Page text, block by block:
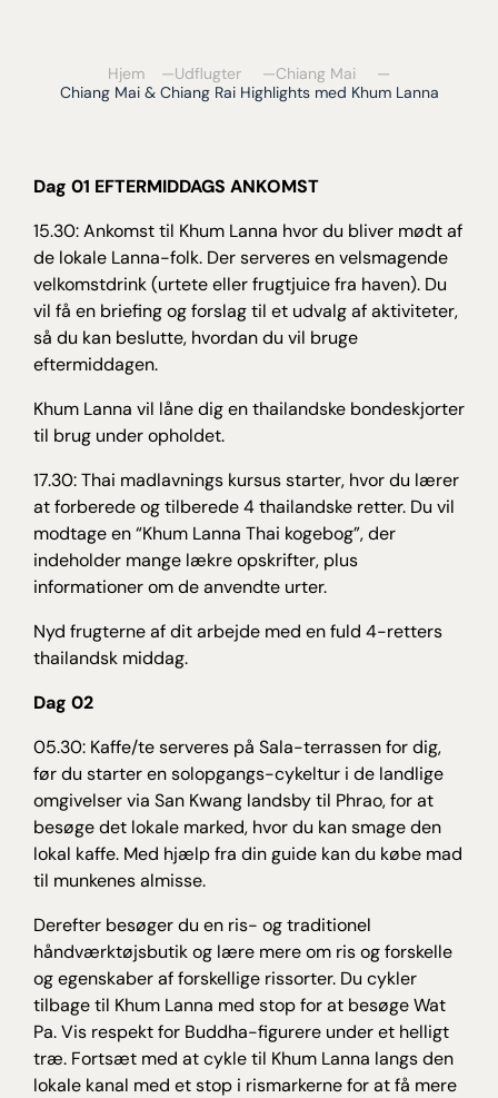
Hjem Udflugter
Chiang Mai
Chiang Mai & Chiang Rai Highlights med Khum Lanna
Dag 01 EFTERMIDDAGS ANKOMST
15.30: Ankomst til Khum Lanna hvor du bliver mødt af
de lokale Lanna-folk. Der serveres en velsmagende
velkomstdrink (urtete eller frugtjuice fra haven). Du
vil få en briefing og forslag til et udvalg af aktiviteter,
så du kan beslutte, hvordan du vil bruge
eftermiddagen.
Khum Lanna vil låne dig en thailandske bondeskjorter
til brug under opholdet.
17.30: Thai madlavnings kursus starter, hvor du lærer
at forberede og tilberede 4 thailandske retter. Du vil
modtage en “Khum Lanna Thai kogebog”, der
indeholder mange lækre opskrifter, plus
informationer om de anvendte urter.
Nyd frugterne af dit arbejde med en fuld 4-retters
thailandsk middag.
Dag 02
05.30: Kaffe/te serveres på Sala-terrassen for dig,
før du starter en solopgangs-cykeltur i de landlige
omgivelser via San Kwang landsby til Phrao, for at
besøge det lokale marked, hvor du kan smage den
lokal kaffe. Med hjælp fra din guide kan du købe mad
til munkenes almisse.
Derefter besøger du en ris- og traditionel
håndværktøjsbutik og lære mere om ris og forskelle
og egenskaber af forskellige rissorter. Du cykler
tilbage til Khum Lanna med stop for at besøge Wat
Pa. Vis respekt for Buddha-figurere under et helligt
træ. Fortsæt med at cykle til Khum Lanna langs den
lokale kanal med et stop i rismarkerne for at få mere